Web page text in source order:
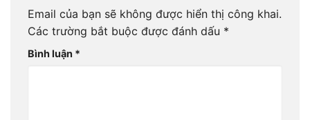
Email của bạn sẽ không được hiển thị công khai.
Các trường bắt buộc được đánh dấu *
Bình luận *